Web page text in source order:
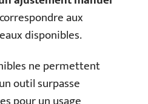
aux
disponibles.
ne permettent
outil surpasse